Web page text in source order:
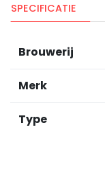
SPECIFICATIE
Brouwerij
Merk
Type